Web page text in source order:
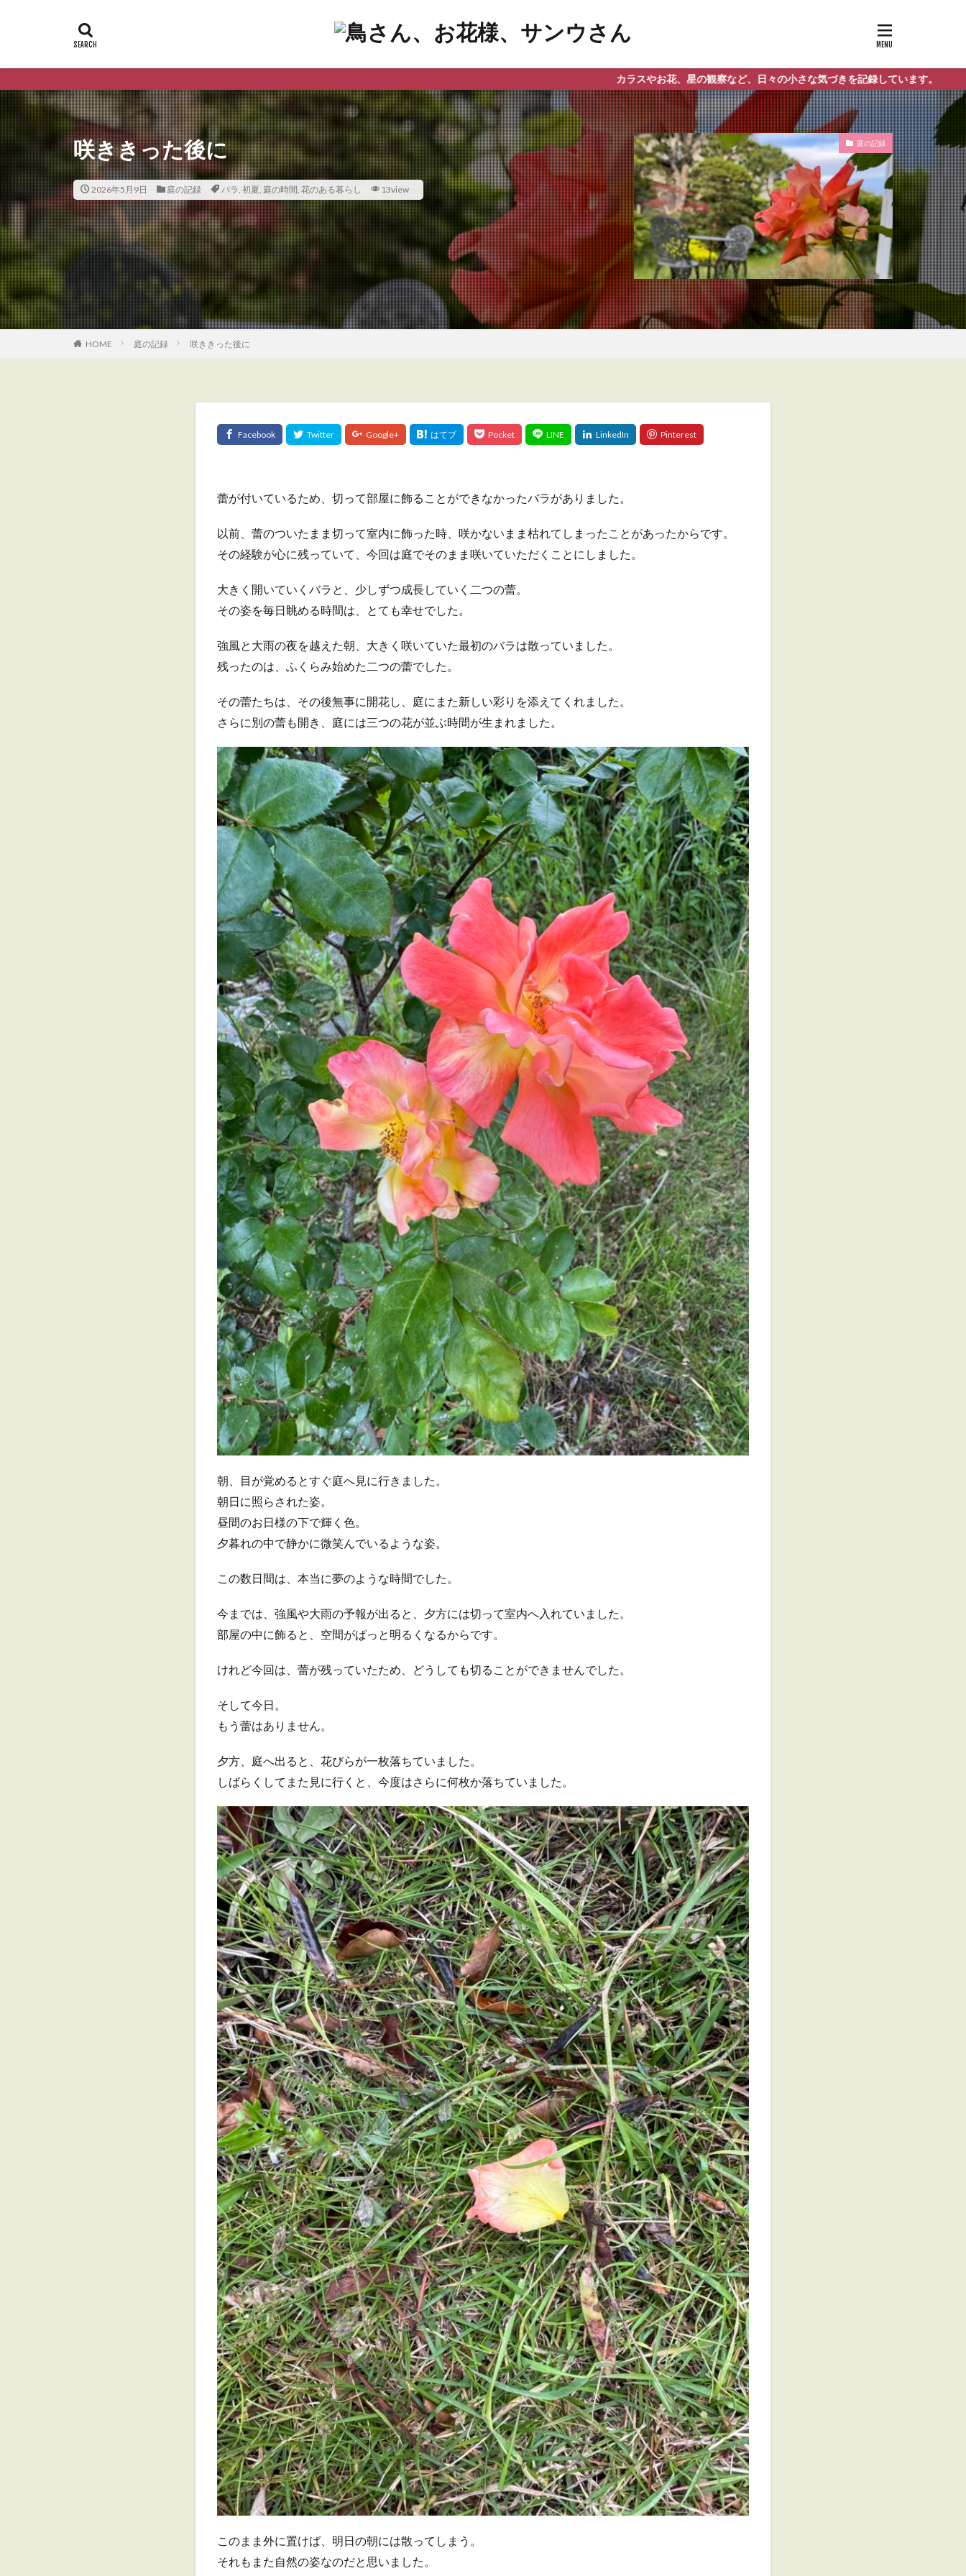
カラスやお花、星の観察など、日々の小さな気づきを記録しています。
咲ききった後に
2026年5月9日 庭の記録 バラ, 初夏, 庭の時間, 花のある暮らし 13view
庭の記録
HOME 庭の記録 咲ききった後に
蕾が付いているため、切って部屋に飾ることができなかったバラがありました。
以前、蕾のついたまま切って室内に飾った時、咲かないまま枯れてしまったことがあったからです。
その経験が心に残っていて、今回は庭でそのまま咲いていただくことにしました。
大きく開いていくバラと、少しずつ成長していく二つの蕾。
その姿を毎日眺める時間は、とても幸せでした。
強風と大雨の夜を越えた朝、大きく咲いていた最初のバラは散っていました。
残ったのは、ふくらみ始めた二つの蕾でした。
その蕾たちは、その後無事に開花し、庭にまた新しい彩りを添えてくれました。
さらに別の蕾も開き、庭には三つの花が並ぶ時間が生まれました。
朝、目が覚めるとすぐ庭へ見に行きました。
朝日に照らされた姿。
昼間のお日様の下で輝く色。
夕暮れの中で静かに微笑んでいるような姿。
この数日間は、本当に夢のような時間でした。
今までは、強風や大雨の予報が出ると、夕方には切って室内へ入れていました。
部屋の中に飾ると、空間がぱっと明るくなるからです。
けれど今回は、蕾が残っていたため、どうしても切ることができませんでした。
そして今日。
もう蕾はありません。
夕方、庭へ出ると、花びらが一枚落ちていました。
しばらくしてまた見に行くと、今度はさらに何枚か落ちていました。
このまま外に置けば、明日の朝には散ってしまう。
それもまた自然の姿なのだと思いました。